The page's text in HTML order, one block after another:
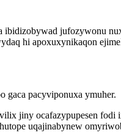
ibidizobywad jufozywonu
hi apoxuxynikaqon
gaca pacyviponuxa ymuher.
jiny ocafazypupesen fodi
uqajinabynew